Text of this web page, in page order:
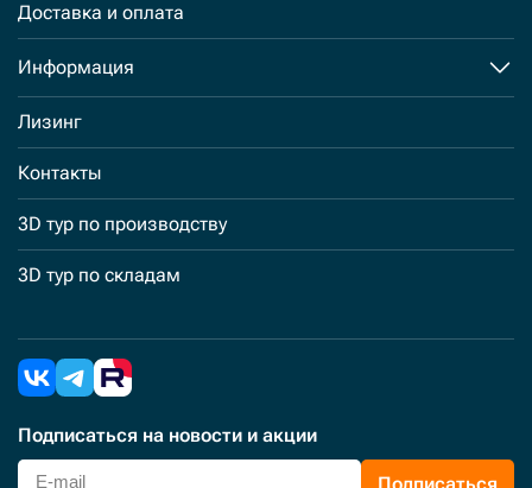
Доставка и оплата
Информация
Лизинг
Контакты
3D тур по производству
3D тур по складам
Подписаться на новости и акции